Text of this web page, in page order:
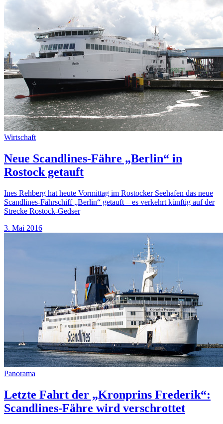
Wirtschaft
Neue Scandlines-Fähre „Berlin“ in
Rostock getauft
Ines Rehberg hat heute Vormittag im Rostocker Seehafen das neue
Scandlines-Fährschiff „Berlin“ getauft – es verkehrt künftig auf der
Strecke Rostock-Gedser
3. Mai 2016
Panorama
Letzte Fahrt der „Kronprins Frederik“:
Scandlines-Fähre wird verschrottet